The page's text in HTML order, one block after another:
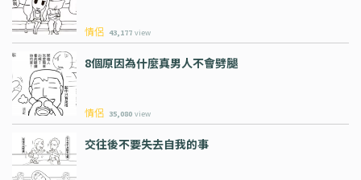
情侶 43,177 view
8個原因為什麼真男人不會劈腿
情侶 35,080 view
交往後不要失去自我的事